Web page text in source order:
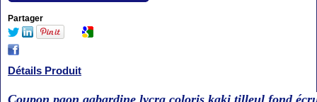
Partager
Détails Produit
Coupon paon gabardine lycra coloris kaki tilleul fond